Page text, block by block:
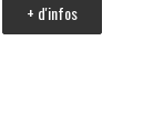
+ d'infos